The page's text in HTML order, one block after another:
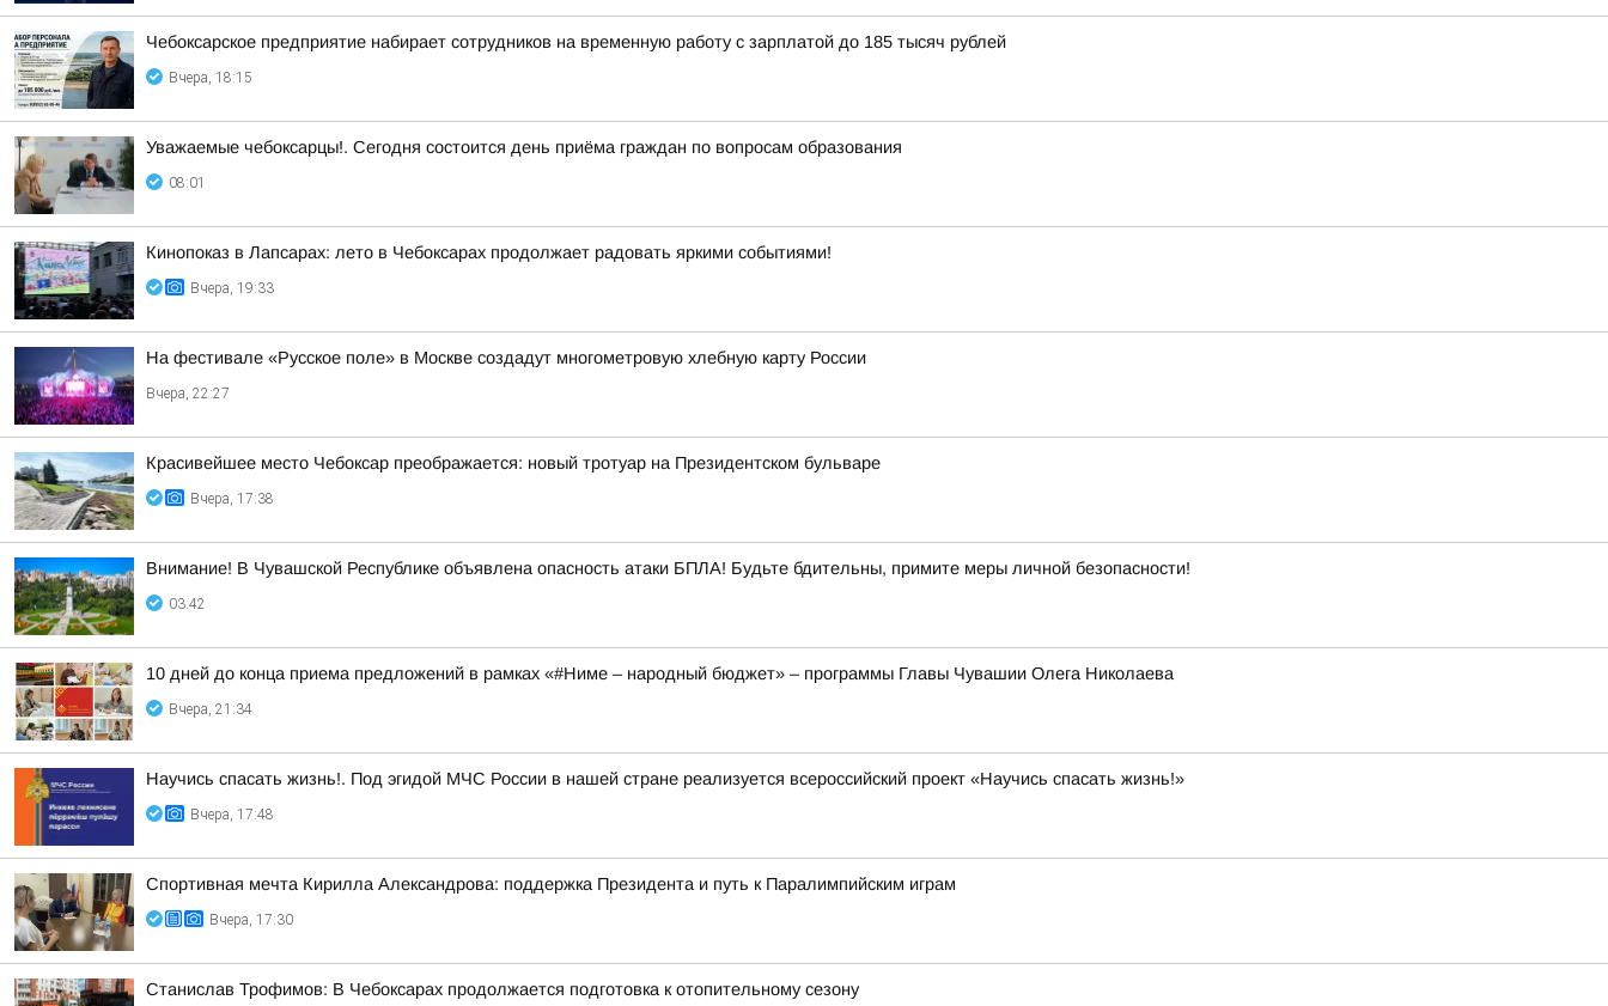
Чебоксарское предприятие набирает сотрудников на временную работу с зарплатой до 185 тысяч рублей
Вчера, 18:15
Уважаемые чебоксарцы!. Сегодня состоится день приёма граждан по вопросам образования
08:01
Кинопоказ в Лапсарах: лето в Чебоксарах продолжает радовать яркими событиями!
Вчера, 19:33
На фестивале «Русское поле» в Москве создадут многометровую хлебную карту России
Вчера, 22:27
Красивейшее место Чебоксар преображается: новый тротуар на Президентском бульваре
Вчера, 17:38
Внимание! В Чувашской Республике объявлена опасность атаки БПЛА! Будьте бдительны, примите меры личной безопасности!
03:42
10 дней до конца приема предложений в рамках «#Ниме – народный бюджет» – программы Главы Чувашии Олега Николаева
Вчера, 21:34
Научись спасать жизнь!. Под эгидой МЧС России в нашей стране реализуется всероссийский проект «Научись спасать жизнь!»
Вчера, 17:48
Спортивная мечта Кирилла Александрова: поддержка Президента и путь к Паралимпийским играм
Вчера, 17:30
Станислав Трофимов: В Чебоксарах продолжается подготовка к отопительному сезону